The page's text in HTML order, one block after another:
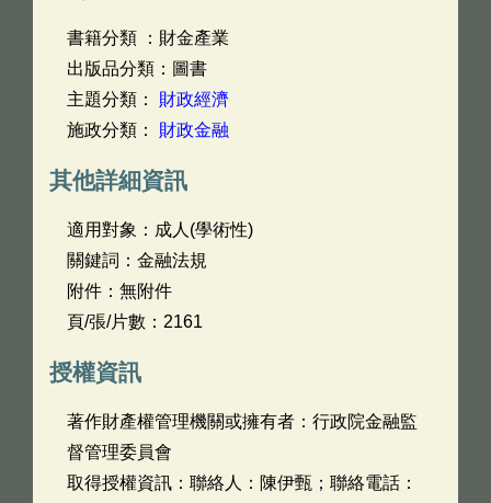
書籍分類 ：財金產業
出版品分類：圖書
主題分類： 財政經濟
施政分類： 財政金融
其他詳細資訊
適用對象：成人(學術性)
關鍵詞：金融法規
附件：無附件
頁/張/片數：2161
授權資訊
著作財產權管理機關或擁有者：行政院金融監
督管理委員會
取得授權資訊：聯絡人：陳伊甄；聯絡電話：